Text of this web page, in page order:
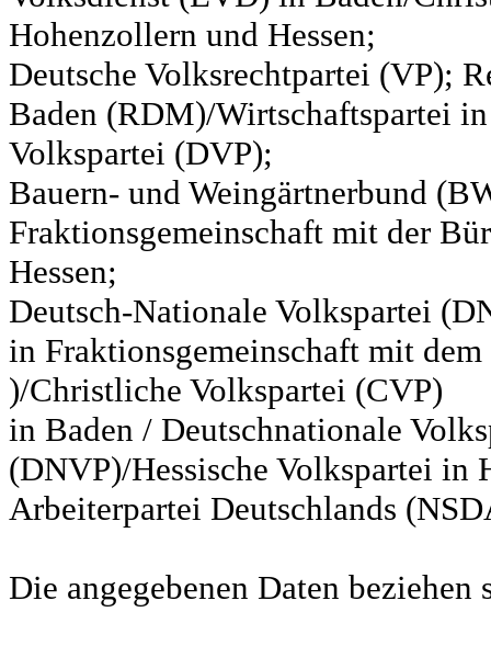
Hohenzollern und Hessen;
Deutsche Volksrechtpartei (VP);
Baden (RDM)/Wirtschaftspartei
Volkspartei (DVP);
Bauern- und Weingärtnerbund
Fraktionsgemeinschaft mit der
Hessen;
Deutsch-Nationale Volkspartei
in Fraktionsgemeinschaft mit
)/Christliche Volkspartei (CVP)
in Baden / Deutschnationale
(DNVP)/Hessische Volkspartei in
Arbeiterpartei Deutschlands
Die angegebenen Daten